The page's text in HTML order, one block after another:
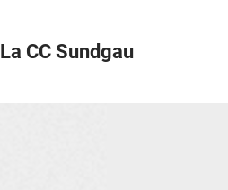
La CC Sundgau